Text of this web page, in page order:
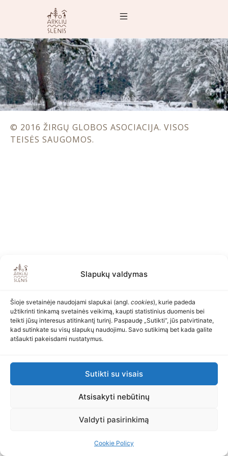
Slapukų valdymas
Šioje svetainėje naudojami slapukai (angl. cookies), kurie padeda
užtikrinti tinkamą svetainės veikimą, kaupti statistinius duomenis bei
teikti jūsų interesus atitinkantį turinį. Paspaudę „Sutikti“, jūs patvirtinate,
kad sutinkate su visų slapukų naudojimu. Savo sutikimą bet kada galite
atšaukti pakeisdami nustatymus.
Sutikti su visais
Atsisakyti nebūtinų
Valdyti pasirinkimą
Cookie Policy
© 2016 ŽIRGŲ GLOBOS ASOCIACIJA. VISOS
TEISĖS SAUGOMOS.